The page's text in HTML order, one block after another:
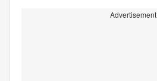
Advertisement